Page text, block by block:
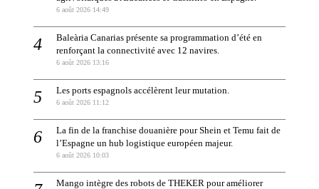
6 août 2026 14:49
Baleària Canarias présente sa programmation d’été en
renforçant la connectivité avec 12 navires.
6 août 2026 13:16
Les ports espagnols accélèrent leur mutation.
6 août 2026 11:12
La fin de la franchise douanière pour Shein et Temu fait de
l’Espagne un hub logistique européen majeur.
6 août 2026 10:03
Mango intègre des robots de THEKER pour améliorer